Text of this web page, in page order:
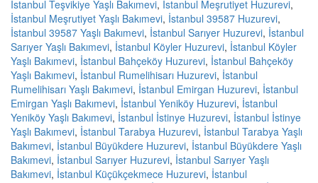
İstanbul Teşvikiye Yaşlı Bakımevi, İstanbul Meşrutiyet Huzurevi,
İstanbul Meşrutiyet Yaşlı Bakımevi, İstanbul 39587 Huzurevi,
İstanbul 39587 Yaşlı Bakımevi, İstanbul Sarıyer Huzurevi, İstanbul
Sarıyer Yaşlı Bakımevi, İstanbul Köyler Huzurevi, İstanbul Köyler
Yaşlı Bakımevi, İstanbul Bahçeköy Huzurevi, İstanbul Bahçeköy
Yaşlı Bakımevi, İstanbul Rumelihisarı Huzurevi, İstanbul
Rumelihisarı Yaşlı Bakımevi, İstanbul Emirgan Huzurevi, İstanbul
Emirgan Yaşlı Bakımevi, İstanbul Yeniköy Huzurevi, İstanbul
Yeniköy Yaşlı Bakımevi, İstanbul İstinye Huzurevi, İstanbul İstinye
Yaşlı Bakımevi, İstanbul Tarabya Huzurevi, İstanbul Tarabya Yaşlı
Bakımevi, İstanbul Büyükdere Huzurevi, İstanbul Büyükdere Yaşlı
Bakımevi, İstanbul Sarıyer Huzurevi, İstanbul Sarıyer Yaşlı
Bakımevi, İstanbul Küçükçekmece Huzurevi, İstanbul